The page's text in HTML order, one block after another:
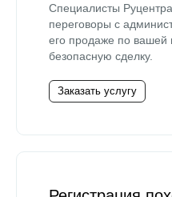
Специалисты
переговоры с
его продаже по вашей
безопасную сделку.
Заказать услугу